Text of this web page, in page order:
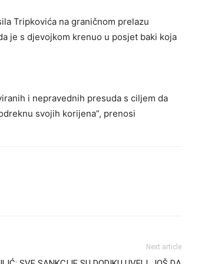
Tripkovića na graničnom prelazu
je s djevojkom krenuo u posjet baki koja
i nepravednih presuda s ciljem da
svojih korijena”, prenosi
Next article